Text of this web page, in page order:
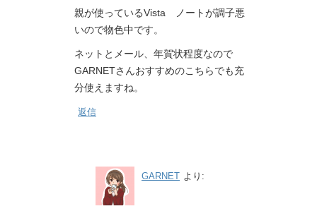
親が使っているVista ノートが調子悪
いので物色中です。
ネットとメール、年賀状程度なので
GARNETさんおすすめのこちらでも充
分使えますね。
返信
GARNET より: